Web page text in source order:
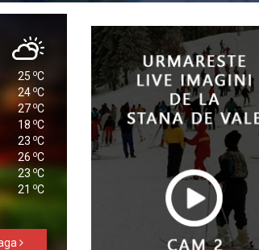
25 oC
24 oC
27oC
18 oC
23 oC
26 oC
23 oC
21 oC